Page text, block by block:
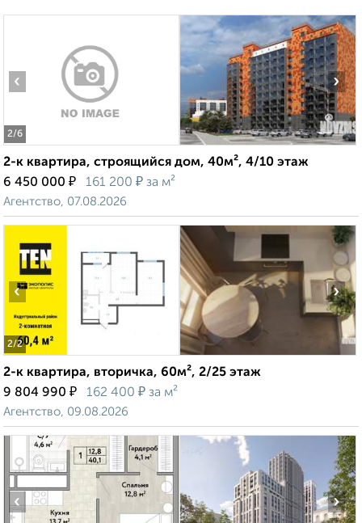
2/6
‹ ›
2-к квартира, строящийся дом, 40м², 4/10 этаж
6 450 000 ₽ 161 200 ₽ за м²
Агентство, 07.08.2026
2/2
‹ ›
2-к квартира, вторичка, 60м², 2/25 этаж
9 804 990 ₽ 162 400 ₽ за м²
Агентство, 09.08.2026
‹ ›